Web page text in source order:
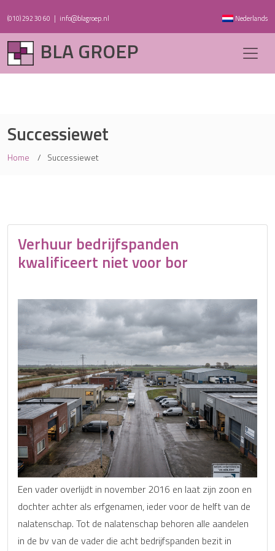
(010) 292 30 60 | info@blagroep.nl Nederlands
BLA GROEP
Successiewet
Home Successiewet
Verhuur bedrijfspanden
kwalificeert niet voor bor
Een vader overlijdt in november 2016 en laat zijn zoon en
dochter achter als erfgenamen, ieder voor de helft van de
nalatenschap. Tot de nalatenschap behoren alle aandelen
in de bv van de vader die acht bedrijfspanden bezit in